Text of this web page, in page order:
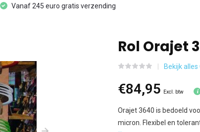
Vanaf 245 euro gratis verzending
Rol Orajet
Bekijk alles
€84,95 Excl. btw
Orajet 3640 is bedoeld
micron. Flexibel en